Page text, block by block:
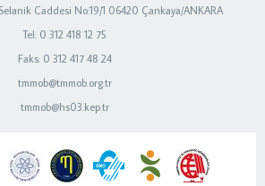
Caddesi No:19/1 06420 Çankaya/ANKARA
Tel: 0 312 418 12 75
Faks: 0 312 417 48 24
tmmob@tmmob.org.tr
tmmob@hs03.kep.tr